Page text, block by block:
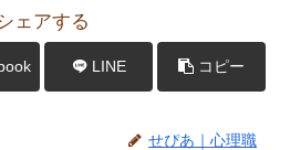
ェアする
LINE コピー
せぴあ｜心理職